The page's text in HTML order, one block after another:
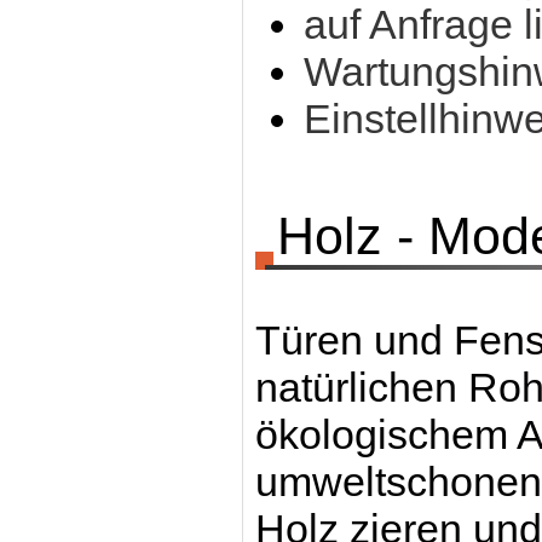
auf Anfrage
Holz -
Türen und
natürlichen
ökologischem
Holz zieren